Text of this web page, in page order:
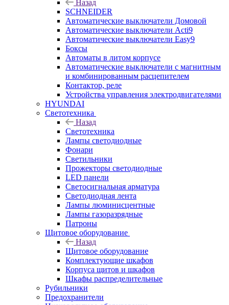
Назад
SCHNEIDER
Автоматические выключатели Домовой
Автоматические выключатели Acti9
Автоматические выключатели Easy9
Боксы
Автоматы в литом корпусе
Автоматические выключатели с магнитным
и комбинированным расцепителем
Контактор, реле
Устройства управления электродвигателями
HYUNDAI
Светотехника
Назад
Светотехника
Лампы светодиодные
Фонари
Светильники
Прожекторы светодиодные
LED панели
Светосигнальная арматура
Светодиодная лента
Лампы люминисцентные
Лампы газоразрядные
Патроны
Щитовое оборудование
Назад
Щитовое оборудование
Комплектующие шкафов
Корпуса щитов и шкафов
Шкафы распределительные
Рубильники
Предохранители